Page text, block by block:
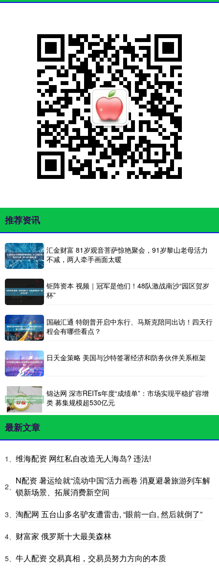
推荐资讯
汇金财富 81岁观音菩萨惊艳聚会，91岁黎山老母活力
不减，两人牵手画面太暖
钜阵资本 视频｜冠军是他们！48队激战南沙“园区贺岁
杯”
国融汇通 特朗普开启中东行、马斯克陪同出访！四天行
程会有哪些看点？
日天金策略 美国与沙特签署经济和防务伙伴关系框架
锦达网 深市REITs年度“成绩单”：市场实现平稳扩容增
类 募集规模超530亿元
最新文章
1、 维海配资 网红私自改造无人海岛? 违法!
2、
N配资 暑运绘就“流动中国”活力画卷 消夏避暑旅游列车解
锁新场景、拓展消费新空间
3、 淘配网 五台山多名驴友遭雷击, “眼前一白, 然后就倒了”
4、 财富家 俄罗斯十大最美森林
5、 牛人配资 交易真相，交易员努力方向的本质